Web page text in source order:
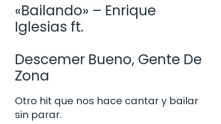
«Bailando» – Enrique
Iglesias ft.
Descemer Bueno, Gente De
Zona
Otro hit que nos hace cantar y bailar
sin parar.